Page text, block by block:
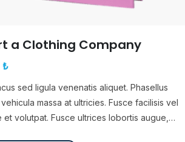
a Clothing Company
₺
sed ligula venenatis aliquet. Phasellus
vehicula massa at ultricies. Fusce facilisis vel
et volutpat. Fusce ultrices lobortis augue,